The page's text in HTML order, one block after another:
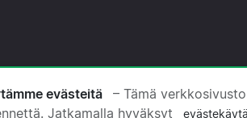
Copyright
evästeitä
– Tämä
Jatkamalla hyväksyt